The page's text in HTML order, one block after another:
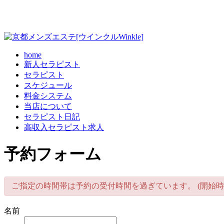
home
新人セラピスト
セラピスト
スケジュール
料金システム
当店について
セラピスト日記
高収入セラピスト求人
予約フォーム
ご指定の時間帯は予約の受付時間を過ぎています。 (開始
名前